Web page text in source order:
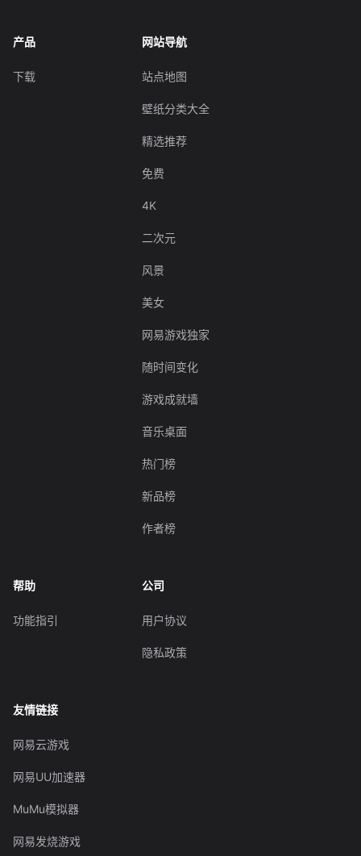
产品
下载
网站导航
站点地图
壁纸分类大全
精选推荐
免费
4K
二次元
风景
美女
网易游戏独家
随时间变化
游戏成就墙
音乐桌面
热门榜
新品榜
作者榜
帮助
功能指引
公司
用户协议
隐私政策
友情链接
网易云游戏
网易UU加速器
MuMu模拟器
网易发烧游戏